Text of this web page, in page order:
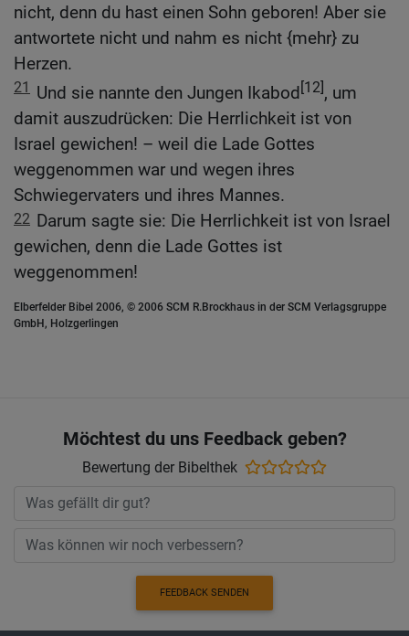
nicht, denn du hast einen Sohn geboren! Aber sie
antwortete nicht und nahm es nicht {mehr} zu
Herzen.
21 Und sie nannte den Jungen Ikabod[12], um
damit auszudrücken: Die Herrlichkeit ist von
Israel gewichen! – weil die Lade Gottes
weggenommen war und wegen ihres
Schwiegervaters und ihres Mannes.
22 Darum sagte sie: Die Herrlichkeit ist von Israel
gewichen, denn die Lade Gottes ist
weggenommen!
Elberfelder Bibel 2006, © 2006 SCM R.Brockhaus in der SCM Verlagsgruppe
GmbH, Holzgerlingen
Möchtest du uns Feedback geben?
Bewertung der Bibelthek
FEEDBACK SENDEN